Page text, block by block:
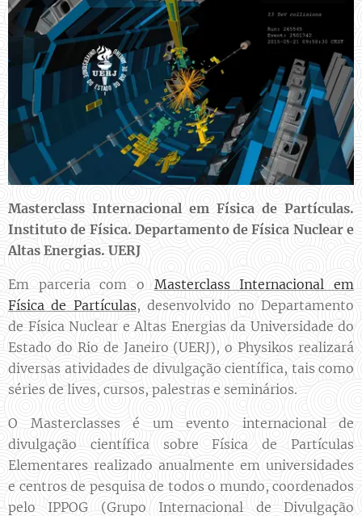
Masterclass Internacional em Física de Partículas.
Instituto de Física. Departamento de Física Nuclear e
Altas Energias. UERJ
Em parceria com o Masterclass Internacional em
Física de Partículas, desenvolvido no Departamento
de Física Nuclear e Altas Energias da Universidade do
Estado do Rio de Janeiro (UERJ), o Physikos realizará
diversas atividades de divulgação científica, tais como
séries de lives, cursos, palestras e seminários.
O Masterclasses é um evento internacional de
divulgação científica sobre Física de Partículas
Elementares realizado anualmente em universidades
e centros de pesquisa de todos o mundo, coordenados
pelo IPPOG (Grupo Internacional de Divulgação